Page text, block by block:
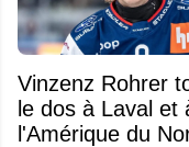
Vinzenz Rohrer
le dos à Laval et
l'Amérique du